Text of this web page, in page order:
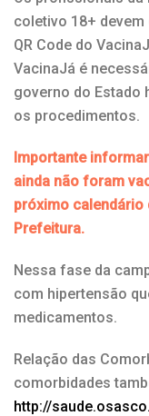
coletivo 18+
QR Code do
VacinaJá é
governo do Estado
os procedimentos.
Importante
ainda não foram
próximo calendário
Prefeitura.
Nessa fase da
com hipertensão
medicamentos.
Relação das
comorbidades
http://